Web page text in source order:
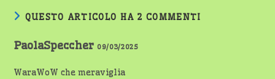
QUESTO ARTICOLO HA 2 COMMENTI
PaolaSpeccher09/03/2025
WaraWoW che meraviglia